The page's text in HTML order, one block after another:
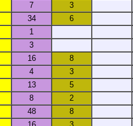
7
3
34
6
1
3
16
8
4
3
13
5
8
2
48
8